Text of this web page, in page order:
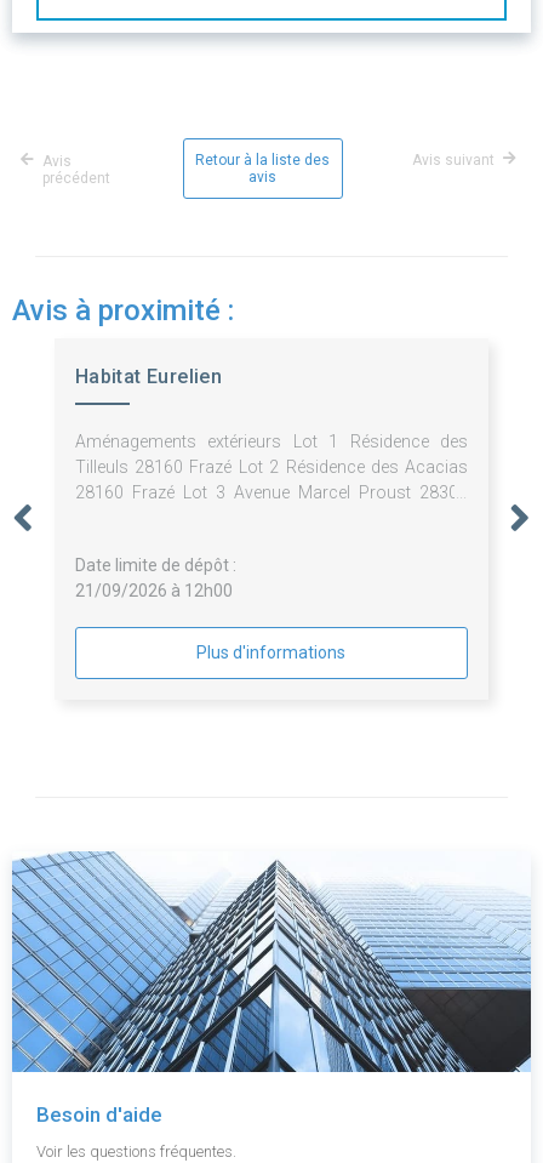
Avis
précédent
Retour à la liste des
avis
Avis suivant
Avis à proximité :
Habitat Eurelien
Aménagements extérieurs Lot 1 Résidence des
Tilleuls 28160 Frazé Lot 2 Résidence des Acacias
28160 Frazé Lot 3 Avenue Marcel Proust 28300
Date limite de dépôt :
21/09/2026 à 12h00
Plus d'informations
Besoin d'aide
Voir les questions fréquentes.